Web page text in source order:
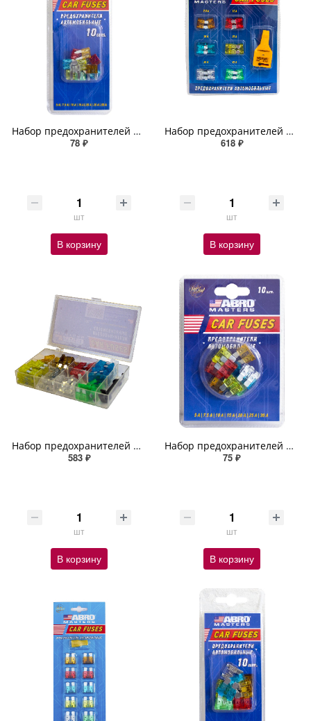
Набор предохранителей флажковых мини № 9 (5, 7.5, 10, 15, 20, 25, 30 А) ABRO 10шт
78 ₽
шт
В корзину
Набор предохранителей флажковых с тестером (7.5, 10, 15, 20, 25, 30 А) 16 шт. ABRO MASTERS
618 ₽
шт
В корзину
Набор предохранителей флажковых № 2 (5, 7.5, 10, 15, 20, 25, 30 А) 100 шт
583 ₽
шт
В корзину
Набор предохранителей флажковых № 7 (5, 7.5, 10, 15, 20, 25, 30 А) 10 шт
75 ₽
шт
В корзину